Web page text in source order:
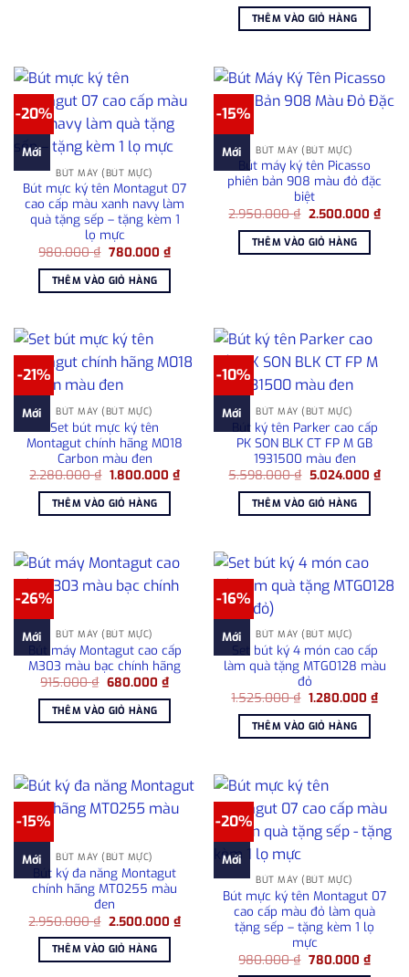
là:
340.000.000 ₫.
tại
là:
THÊM VÀO GIỎ HÀNG
-20%
Mới
BÚT MÁY (BÚT MỰC)
Bút mực ký tên Montagut 07
cao cấp màu xanh navy làm
quà tặng sếp – tặng kèm 1
lọ mực
980.000₫ Giá
là:
980.000 ₫.
780.000 ₫Giá
hiện
780.000 ₫.
THÊM VÀO GIỎ HÀNG
-15%
Mới BÚT MÁY (BÚT MỰC)
Bút máy ký tên Picasso
phiên bản 908 màu đỏ đặc
biệt
2.950.000₫ Giá
là:
2.950.000 ₫.
2.500.000 ₫Giá
hiện
THÊM VÀO GIỎ HÀNG
-21%
Mới BÚT MÁY (BÚT MỰC)
Set bút mực ký tên
Montagut chính hãng M018
Carbon màu đen
2.280.000₫ Giá
là:
2.280.000 ₫.
1.800.000 ₫Giá
hiện
1.800.000 ₫.
THÊM VÀO GIỎ HÀNG
-10%
Mới BÚT MÁY (BÚT MỰC)
Bút ký tên Parker cao cấp
PK SON BLK CT FP M GB
1931500 màu đen
5.598.000₫ Giá
là:
5.598.000 ₫.
5.024.000 ₫Giá
hiện
THÊM VÀO GIỎ HÀNG
-26%
Mới BÚT MÁY (BÚT MỰC)
Bút máy Montagut cao cấp
M303 màu bạc chính hãng
915.000₫ Giá
là:
915.000 ₫.
680.000 ₫Giá
hiện
tại
680.000 ₫.
THÊM VÀO GIỎ HÀNG
-16%
Mới BÚT MÁY (BÚT MỰC)
Set bút ký 4 món cao cấp
làm quà tặng MTG0128 màu
đỏ
1.525.000₫ Giá
là:
1.525.000 ₫.
1.280.000 ₫Giá
hiện
THÊM VÀO GIỎ HÀNG
-15%
Mới BÚT MÁY (BÚT MỰC)
Bút ký đa năng Montagut
chính hãng MT0255 màu
đen
2.950.000₫ Giá
là:
2.950.000 ₫.
2.500.000 ₫Giá
hiện
2.500.000 ₫.
THÊM VÀO GIỎ HÀNG
-20%
Mới
BÚT MÁY (BÚT MỰC)
Bút mực ký tên Montagut 07
cao cấp màu đỏ làm quà
tặng sếp – tặng kèm 1 lọ
mực
980.000₫ Giá
780.000 ₫Giá
hiện